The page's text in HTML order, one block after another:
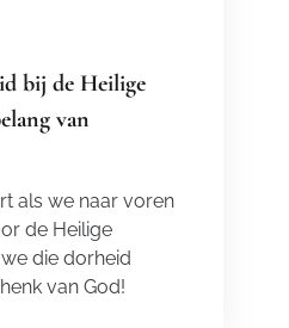
bij de Heilige
van
als we naar voren
de Heilige
die dorheid
van God!